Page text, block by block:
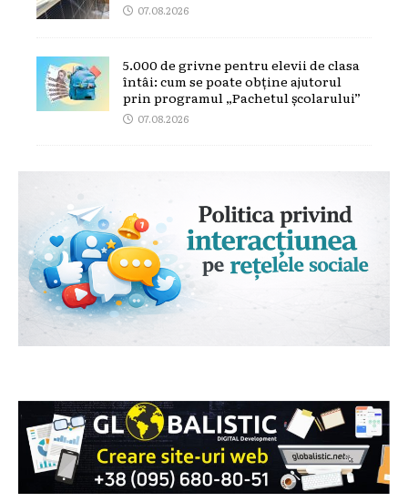
07.08.2026
5.000 de grivne pentru elevii de clasa
întâi: cum se poate obține ajutorul
prin programul „Pachetul școlarului”
07.08.2026